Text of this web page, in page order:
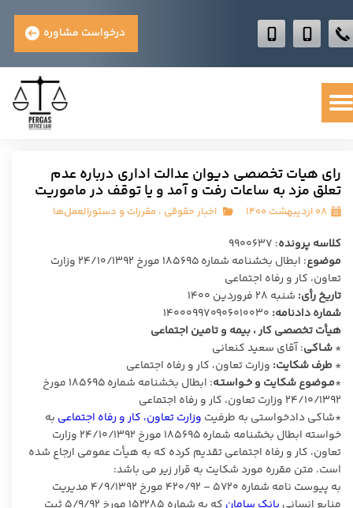
درخواست مشاوره
رای هیات تخصصی دیوان عدالت اداری درباره عدم
تعلق مزد به ساعات رفت و آمد و یا توقف در ماموریت
۰۸ اردیبهشت ۱۴۰۰ اخبار حقوقی ، مقررات و دستورالعمل‌ها
کلاسه پرونده: ۹۹۰۰۶۳۷
موضوع
: ابطال بخشنامه شماره ۱۸۵۶۹۵ مورخ ۲۴/۱۰/۱۳۹۲ وزارت
تعاون، کار و رفاه اجتماعی
تاریخ رأی: شنبه ۲۸ فروردین ۱۴۰۰
شماره دادنامه:
هیأت تخصصی کار ، بیمه و تامین اجتماعی
*شـاکی: آقای سعید کنعانی
* طرف شکایت: وزارت تعاون، کار و رفاه اجتماعی
*مـوضوع شکایت و خـواستـه
: ابطال بخشنامه شماره ۱۸۵۶۹۵ مورخ
۲۴/۱۰/۱۳۹۲ وزارت تعاون، کار و رفاه اجتماعی
*شاکی دادخواستی به طرفیت وزارت تعاون، کار و رفاه اجتماعی به
خواسته ابطال بخشنامه شماره ۱۸۵۶۹۵ مورخ ۲۴/۱۰/۱۳۹۲ وزارت
تعاون، کار و رفاه اجتماعی تقدیم کرده که به هیأت عمومی ارجاع شده
است. متن مقرره مورد شکایت به قرار زیر می باشد:
به پیوست نامه شماره ۵۷۲۰ – ۴۲۰/۹۲ مورخ ۴/۹/۱۳۹۲ مدیریت
منابع انسانی بانک سامان
که به شماره ۱۵۲۲۸۵ مورخ ۵/۹/۹۲ ثبت